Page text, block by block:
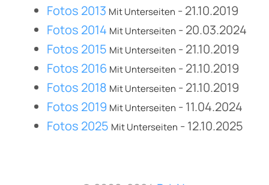
Fotos 2013 Mit Unterseiten - 21.10.2019
Fotos 2014 Mit Unterseiten - 20.03.2024
Fotos 2015 Mit Unterseiten - 21.10.2019
Fotos 2016 Mit Unterseiten - 21.10.2019
Fotos 2018 Mit Unterseiten - 21.10.2019
Fotos 2019 Mit Unterseiten - 11.04.2024
Fotos 2025 Mit Unterseiten - 12.10.2025